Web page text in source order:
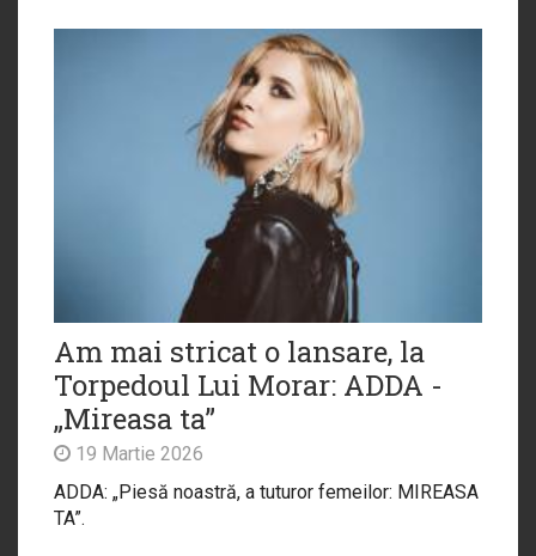
Am mai stricat o lansare, la
Torpedoul Lui Morar: ADDA -
„Mireasa ta”
19 Martie 2026
ADDA: „Piesă noastră, a tuturor femeilor: MIREASA
TA”.